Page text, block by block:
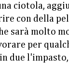
ciotola,
con della
sarà molto
per
due